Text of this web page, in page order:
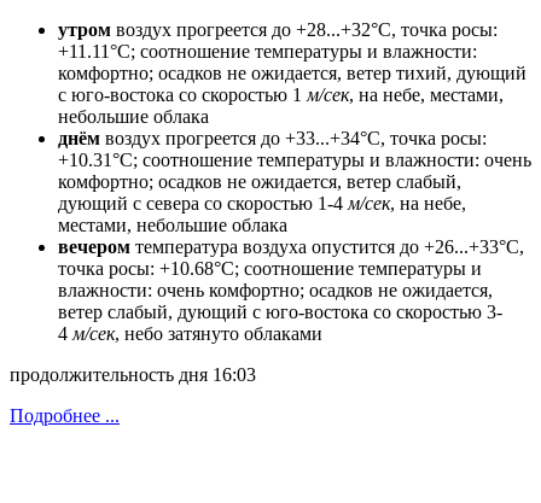
утром воздух прогреется до +28...+32°C, точка росы:
+11.11°C; соотношение температуры и влажности:
комфортно; осадков не ожидается, ветeр тихий, дующий
с юго-востока со скоростью 1 м/сек, на небе, местами,
небольшие облака
днём воздух прогреется до +33...+34°C, точка росы:
+10.31°C; соотношение температуры и влажности: очень
комфортно; осадков не ожидается, ветeр слабый,
дующий с севера со скоростью 1-4 м/сек, на небе,
местами, небольшие облака
вечером температура воздуха опустится до +26...+33°C,
точка росы: +10.68°C; соотношение температуры и
влажности: очень комфортно; осадков не ожидается,
ветeр слабый, дующий с юго-востока со скоростью 3-
4 м/сек, небо затянуто облаками
продолжительность дня 16:03
Подробнее ...